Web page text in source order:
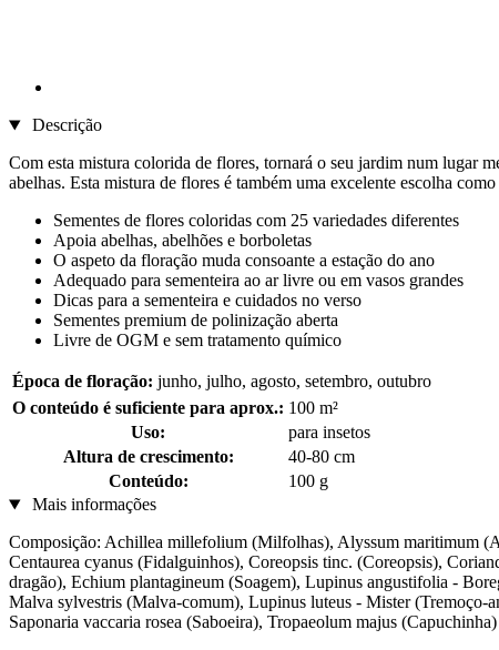
Descrição
Com esta mistura colorida de flores, tornará o seu jardim num lugar
abelhas. Esta mistura de flores é também uma excelente escolha
Sementes de flores coloridas com 25 variedades diferentes
Apoia abelhas, abelhões e borboletas
O aspeto da floração muda consoante a estação do ano
Adequado para sementeira ao ar livre ou em vasos grandes
Dicas para a sementeira e cuidados no verso
Sementes premium de polinização aberta
Livre de OGM e sem tratamento químico
Época de floração: junho, julho, agosto, setembro, outubro
O conteúdo é suficiente para aprox.: 100 m²
Uso:
para insetos
Altura de crescimento:
40-80 cm
Conteúdo:
100 g
Mais informações
Composição: Achillea millefolium (Milfolhas), Alyssum maritimum
Centaurea cyanus (Fidalguinhos), Coreopsis tinc. (Coreopsis),
dragão), Echium plantagineum (Soagem), Lupinus angustifolia -
Malva sylvestris (Malva-comum), Lupinus luteus - Mister (Tremoço-
Saponaria vaccaria rosea (Saboeira), Tropaeolum majus (Capuchinha)